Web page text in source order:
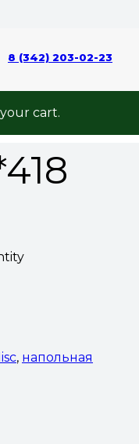
8 (342) 203-02-23
cart.
, напольная